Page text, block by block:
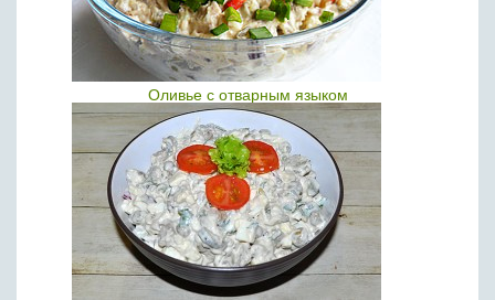
Оливье с отварным языком